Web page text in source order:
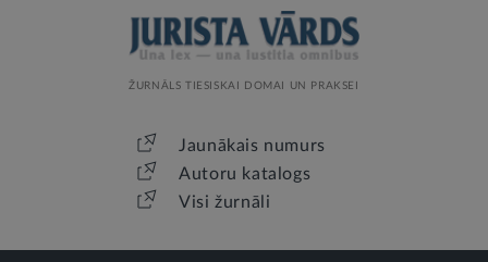
ŽURNĀLS TIESISKAI DOMAI UN PRAKSEI
Jaunākais numurs
Autoru katalogs
Visi žurnāli